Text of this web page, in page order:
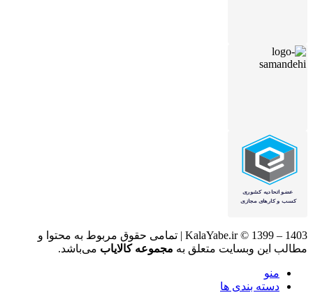
KalaYabe.ir © 1399 – 1403 | تمامی حقوق مربوط به محتوا و
مطالب این وبسایت متعلق به مجموعه کالایاب می‌باشد.
منو
دسته بندی ها